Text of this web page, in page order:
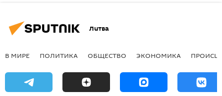
Литва
В МИРЕ ПОЛИТИКА ОБЩЕСТВО ЭКОНОМИКА